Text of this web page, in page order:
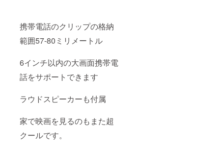
携帯電話のクリップの格納
範囲57-80ミリメートル
6インチ以内の大画面携帯電
話をサポートできます
ラウドスピーカーも付属
家で映画を見るのもまた超
クールです。